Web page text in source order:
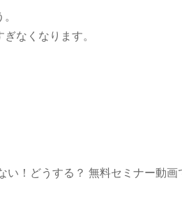
なくなります。
い！どうする？ 無料セミナー動画